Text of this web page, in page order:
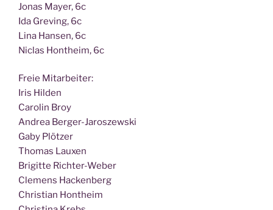
Jonas May­er, 6c
Ida Gre­ving, 6c
Lina Han­sen, 6c
Nic­las Hont­heim, 6c
Freie Mit­ar­bei­ter:
Iris Hilden
Caro­lin Broy
Andrea Berger-Jaroszewski
Gaby Plötzer
Tho­mas Lauxen
Bri­git­te Richter-Weber
Cle­mens Hackenberg
Chris­ti­an Hontheim